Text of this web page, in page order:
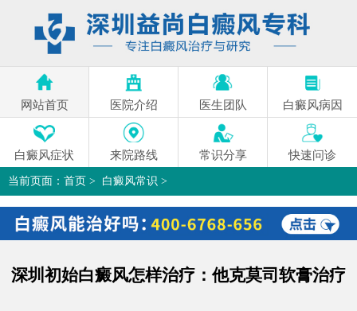
网站首页 医院介绍 医生团队 白癜风病因
白癜风症状 来院路线 常识分享 快速问诊
当前页面： 首页 > 白癜风常识 >
深圳初始白癜风怎样治疗：他克莫司软膏治疗白癜风有用吗>
深圳初始白癜风怎样治疗：他克莫司软膏治疗